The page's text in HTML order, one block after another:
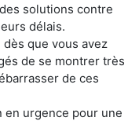
solutions contre
délais.
que vous avez
de se montrer très
de ces
en urgence pour une